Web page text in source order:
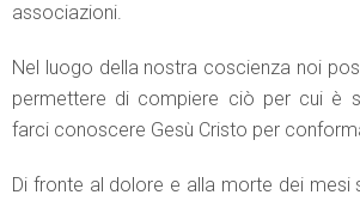
associazioni.
Nel luogo della nostra coscienza noi
permettere di compiere ciò per cui è
farci conoscere Gesù Cristo per
Di fronte al dolore e alla morte dei mesi